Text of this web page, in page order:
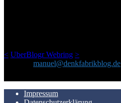
< UberBlogr Webring >
manuel@denkfabrikblog.de
Impressum